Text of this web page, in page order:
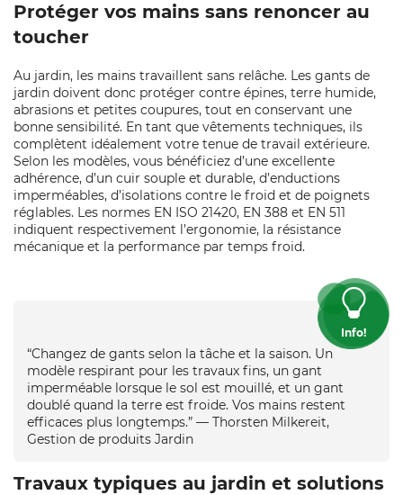
Protéger vos mains sans renoncer au
toucher
Au jardin, les mains travaillent sans relâche. Les gants de
jardin doivent donc protéger contre épines, terre humide,
abrasions et petites coupures, tout en conservant une
bonne sensibilité. En tant que vêtements techniques, ils
complètent idéalement votre tenue de travail extérieure.
Selon les modèles, vous bénéficiez d’une excellente
adhérence, d’un cuir souple et durable, d’enductions
imperméables, d’isolations contre le froid et de poignets
réglables. Les normes EN ISO 21420, EN 388 et EN 511
indiquent respectivement l’ergonomie, la résistance
mécanique et la performance par temps froid.
Info!
“Changez de gants selon la tâche et la saison. Un
modèle respirant pour les travaux fins, un gant
imperméable lorsque le sol est mouillé, et un gant
doublé quand la terre est froide. Vos mains restent
efficaces plus longtemps.” — Thorsten Milkereit,
Gestion de produits Jardin
Travaux typiques au jardin et solutions